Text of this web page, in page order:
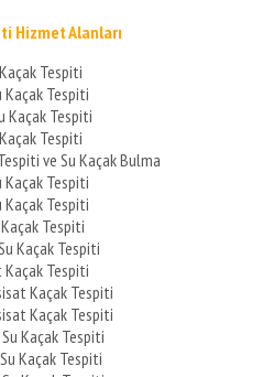
Hizmet Alanları
Tespiti
Kaçak Tespiti
Kaçak Tespiti
Tespiti
ve Su Kaçak Bulma
Kaçak Tespiti
Kaçak Tespiti
Kaçak Tespiti
Kaçak Tespiti
Kaçak Tespiti
Kaçak Tespiti
Kaçak Tespiti
Kaçak Tespiti
Kaçak Tespiti